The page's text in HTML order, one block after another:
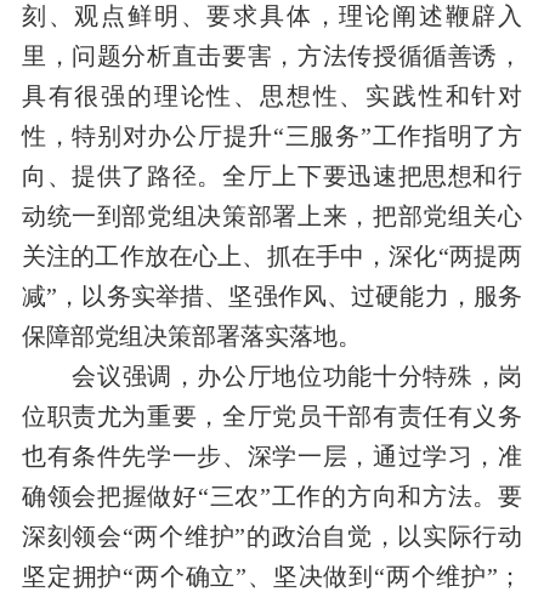
刻、观点鲜明、要求具体，理论阐述鞭辟入
里，问题分析直击要害，方法传授循循善诱，
具有很强的理论性、思想性、实践性和针对
性，特别对办公厅提升“三服务”工作指明了方
向、提供了路径。全厅上下要迅速把思想和行
动统一到部党组决策部署上来，把部党组关心
关注的工作放在心上、抓在手中，深化“两提两
减”， 以务实举措、坚强作风、过硬能力，服务
保障部党组决策部署落实落地。
会议强调 ， 办公厅地位功能十分特殊，岗
位职责尤为重要，全厅党员干部有责任有义务
也有条件先学一步、深学一层，通过学习，准
确领会把握做好“三农”工作的方向和方法。要
深刻领会“两个维护”的政治自觉 ，以实际行动
坚定拥护“两个确立”、坚决做到“两个维护”；